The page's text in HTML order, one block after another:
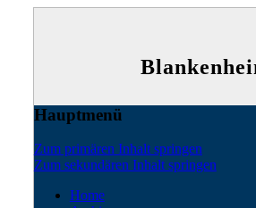
Hauptmenü
Zum primären Inhalt springen
Zum sekundären Inhalt springen
Home